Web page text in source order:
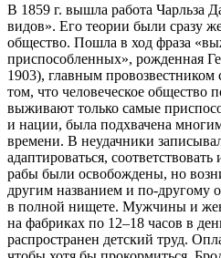
В 1859 г. вышла работа Чарльза
видов». Его теории были сразу
общество. Пошла в ход фраза
приспособленных», рожденная
1903), главным
том, что человеческое общество
выживают только самые
и нации, была подхвачена
времени. В неудачники
адаптироваться,
рабы были освобождены, но
другим названием и по-другому
в полной нищете. Мужчины и
на фабриках по 12–18 часов в
распространен детский труд.